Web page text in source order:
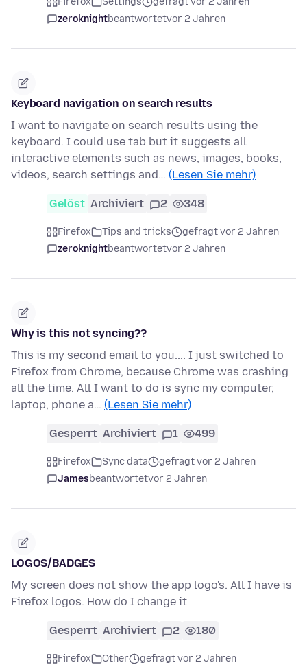
zeroknightbeantwortetvor 2 Jahren
Keyboard navigation on search results
I want to navigate on search results using the
keyboard. I could use tab but it suggests all
interactive elements such as news, images, books,
videos, search settings and… (Lesen Sie mehr)
Gelöst Archiviert 2 348
Firefox Tips and tricks
gefragt vor 2 Jahren
zeroknightbeantwortetvor 2 Jahren
Why is this not syncing??
This is my second email to you.... I just switched to
Firefox from Chrome, because Chrome was crashing
all the time. All I want to do is sync my computer,
laptop, phone a… (Lesen Sie mehr)
Gesperrt Archiviert 1 499
Firefox Sync data
gefragt vor 2 Jahren
Jamesbeantwortetvor 2 Jahren
LOGOS/BADGES
My screen does not show the app logo's. All I have is
Firefox logos. How do I change it
Gesperrt Archiviert 2 180
Firefox Other gefragt vor 2 Jahren